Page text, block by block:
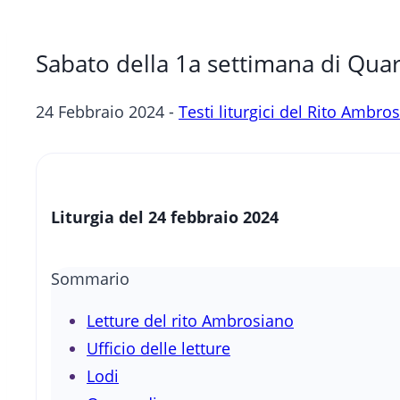
Sabato della 1a settimana di
24 Febbraio 2024 - Testi liturgici del Rito
Liturgia del 24 febbraio 2024
Sommario
Letture del rito Ambrosiano
Ufficio delle letture
Lodi